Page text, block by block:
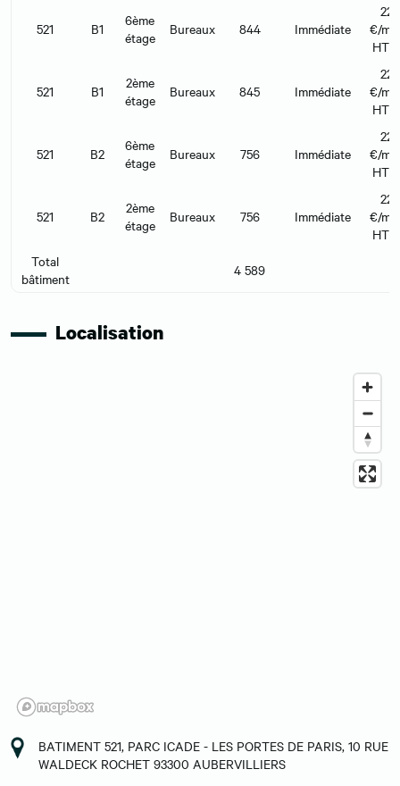
521 B1
6ème
étage
Bureaux 844 Immédiate
220
€/
HT
521 B1
2ème
étage
Bureaux 845 Immédiate
220
€/
HT
521 B2
6ème
étage
Bureaux 756 Immédiate
220
€/
HT
521 B2
2ème
étage
Bureaux 756 Immédiate
220
€/
HT
Total
bâtiment
4 589
Localisation
BATIMENT 521, PARC ICADE - LES PORTES DE PARIS, 10 RUE
WALDECK ROCHET 93300 AUBERVILLIERS